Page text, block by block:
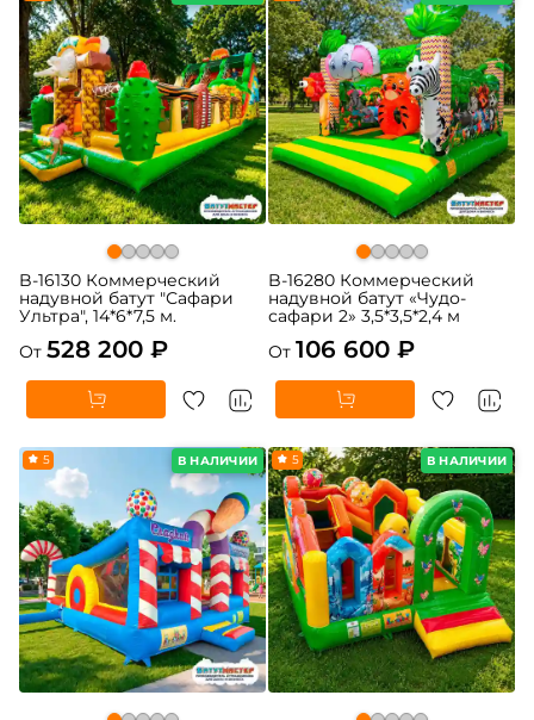
B-16130 Коммерческий
надувной батут "Сафари
Ультра", 14*6*7,5 м.
От 528 200 ₽
B-16280 Коммерческий
надувной батут «Чудо-
сафари 2» 3,5*3,5*2,4 м
От 106 600 ₽
В НАЛИЧИИ
5 В НАЛИЧИИ
5